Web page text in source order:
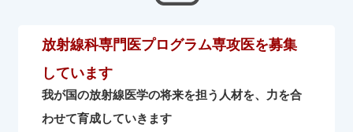
放射線科専門医プログラム専攻医を募集
しています
我が国の放射線医学の将来を担う人材を、力を合
わせて育成していきます